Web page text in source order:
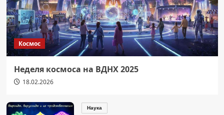
Космос
Неделя космоса на ВДНХ 2025
18.02.2026
Наука